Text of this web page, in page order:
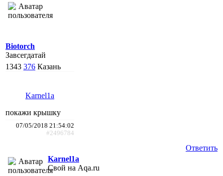
Biotorch
Завсегдатай
1343 376 Казань
Karnel1a
покажи крышку
07/05/2018 21:54:02
#2496784
Ответить
Karnel1a
Свой на Aqa.ru